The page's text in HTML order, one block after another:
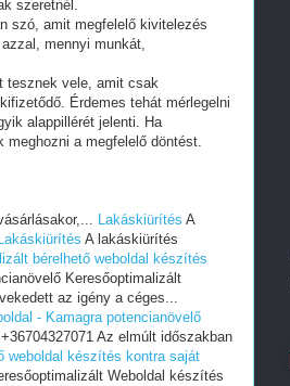
szeretnél.
szó, amit megfelelő kivitelezés
mennyi munkát,
tesznek vele, amit csak
Érdemes tehát mérlegelni
alappillérét jelenti. Ha
a megfelelő döntést.
Lakáskiürítés A
Lakáskiürítés A lakáskiürítés
bérelhető weboldal készítés
Keresőoptimalizált
az igény a céges...
- Kamagra potencianövelő
Az elmúlt időszakban
weboldal készítés kontra saját
Weboldal készítés